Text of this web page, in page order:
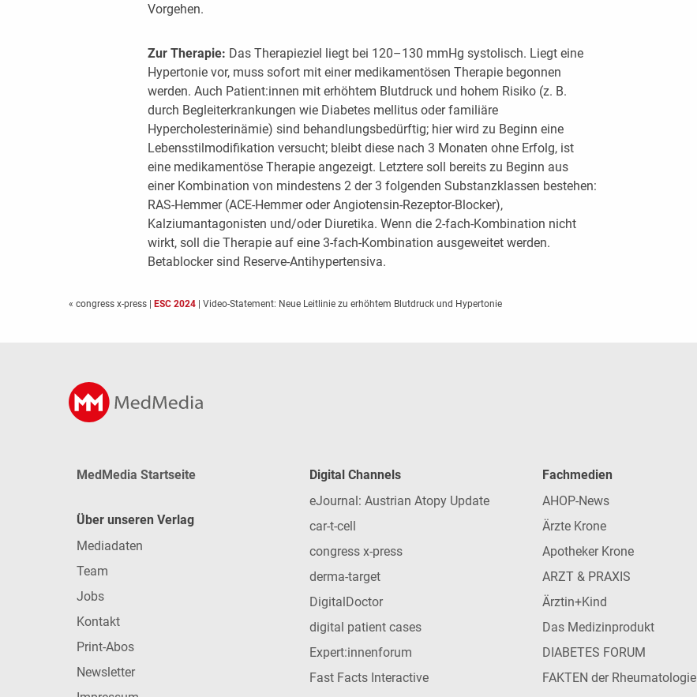
Vorgehen.
Zur Therapie: Das Therapieziel liegt bei 120–130 mmHg systolisch. Liegt eine
Hypertonie vor, muss sofort mit einer medikamentösen Therapie begonnen
werden. Auch Patient:innen mit erhöhtem Blutdruck und hohem Risiko (z. B.
durch Begleiterkrankungen wie Diabetes mellitus oder familiäre
Hypercholesterinämie) sind behandlungsbedürftig; hier wird zu Beginn eine
Lebensstilmodifikation versucht; bleibt diese nach 3 Monaten ohne Erfolg, ist
eine medikamentöse Therapie angezeigt. Letztere soll bereits zu Beginn aus
einer Kombination von mindestens 2 der 3 folgenden Substanzklassen bestehen:
RAS-Hemmer (ACE-Hemmer oder Angiotensin-Rezeptor-Blocker),
Kalziumantagonisten und/oder Diuretika. Wenn die 2-fach-Kombination nicht
wirkt, soll die Therapie auf eine 3-fach-Kombination ausgeweitet werden.
Betablocker sind Reserve-Antihypertensiva.
« congress x-press | ESC 2024 | Video-Statement: Neue Leitlinie zu erhöhtem Blutdruck und Hypertonie
MedMedia Startseite
Über unseren Verlag
Mediadaten
Team
Jobs
Kontakt
Print-Abos
Newsletter
Digital Channels
eJournal: Austrian Atopy Update
car-t-cell
congress x-press
derma-target
DigitalDoctor
digital patient cases
Expert:innenforum
Fast Facts Interactive
Fachmedien
AHOP-News
Ärzte Krone
Apotheker Krone
ARZT & PRAXIS
Ärztin+Kind
Das Medizinprodukt
DIABETES FORUM
FAKTEN der Rheumatologie